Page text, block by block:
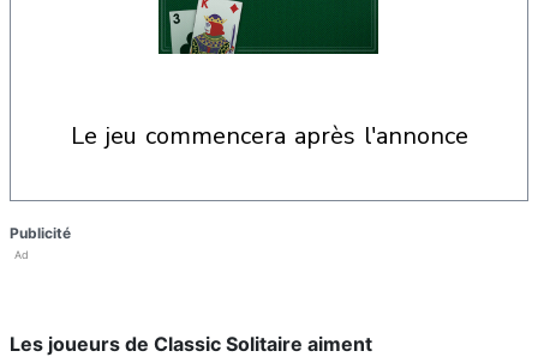
le jeu commencera après l'annonce
Publicité
Ad
Les joueurs de Classic Solitaire aiment